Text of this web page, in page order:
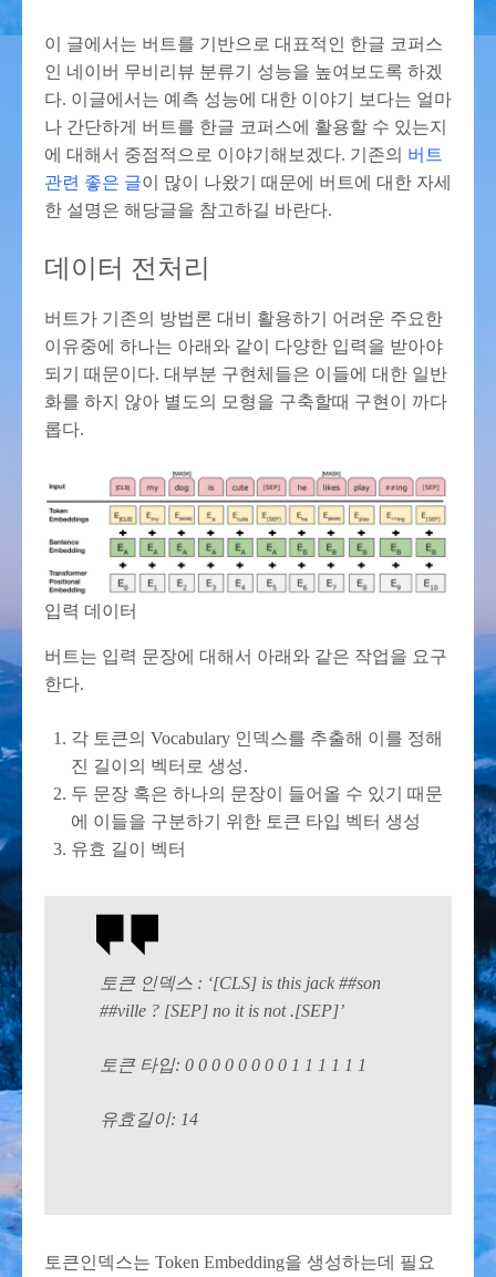
이 글에서는 버트를 기반으로 대표적인 한글 코퍼스
인 네이버 무비리뷰 분류기 성능을 높여보도록 하겠
다. 이글에서는 예측 성능에 대한 이야기 보다는 얼마
나 간단하게 버트를 한글 코퍼스에 활용할 수 있는지
에 대해서 중점적으로 이야기해보겠다. 기존의 버트
관련 좋은 글이 많이 나왔기 때문에 버트에 대한 자세
한 설명은 해당글을 참고하길 바란다.
데이터 전처리
버트가 기존의 방법론 대비 활용하기 어려운 주요한
이유중에 하나는 아래와 같이 다양한 입력을 받아야
되기 때문이다. 대부분 구현체들은 이들에 대한 일반
화를 하지 않아 별도의 모형을 구축할때 구현이 까다
롭다.
입력 데이터
버트는 입력 문장에 대해서 아래와 같은 작업을 요구
한다.
각 토큰의 Vocabulary 인덱스를 추출해 이를 정해
진 길이의 벡터로 생성.
두 문장 혹은 하나의 문장이 들어올 수 있기 때문
에 이들을 구분하기 위한 토큰 타입 벡터 생성
유효 길이 벡터
토큰 인덱스 : ‘[CLS] is this jack ##son
##ville ? [SEP] no it is not .[SEP]’
토큰 타입: 0 0 0 0 0 0 0 0 1 1 1 1 1 1
유효길이: 14
토큰인덱스는 Token Embedding을 생성하는데 필요